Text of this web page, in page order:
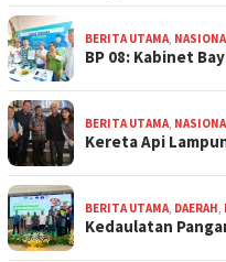
BERITA UTAMA,
BP 08: Kabinet
BERITA UTAMA,
Kereta Api
BERITA UTAMA, DAERAH,
Kedaulatan